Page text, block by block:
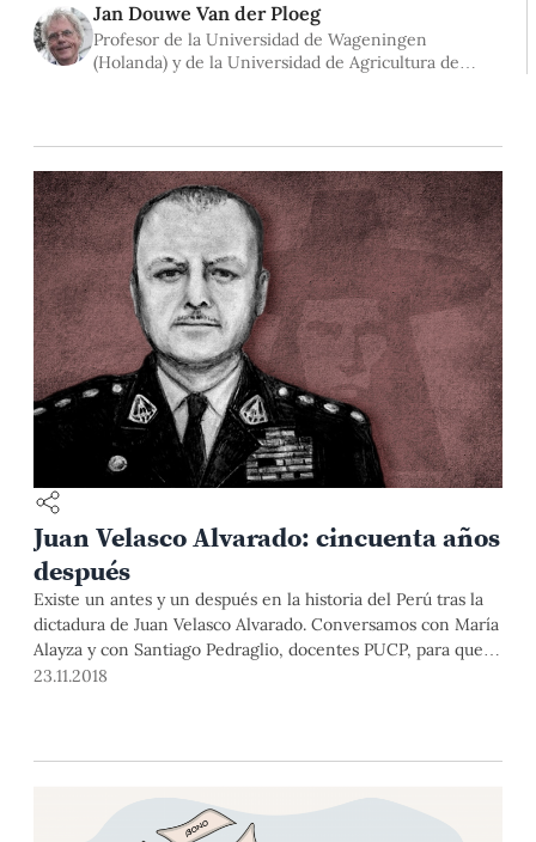
de sociología y economía de países en desarrollo. Durante la
década de los setenta vivió en el norte del país. En Piura,
estudió las múltiples contradicciones del proceso de la
Jan Douwe Van der Ploeg
Profesor de la Universidad de Wageningen
(Holanda) y de la Universidad de Agricultura de
Juan Velasco Alvarado: cincuenta años
después
Existe un antes y un después en la historia del Perú tras la
dictadura de Juan Velasco Alvarado. Conversamos con María
Alayza y con Santiago Pedraglio, docentes PUCP, para que
nos brinden un análisis sobre el gobierno militar.
23.11.2018